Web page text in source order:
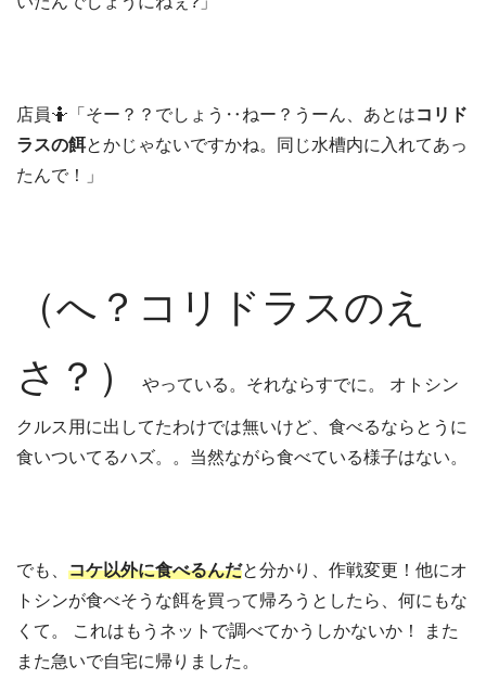
店員🤷「そー？？でしょう‥ねー？うーん、あとはコリド
ラスの餌とかじゃないですかね。同じ水槽内に入れてあっ
たんで！」
（へ？コリドラスのえ
さ？）
やっている。それならすでに。 オトシン
クルス用に出してたわけでは無いけど、食べるならとうに
食いついてるハズ。。当然ながら食べている様子はない。
でも、 コケ以外に食べるんだと分かり、作戦変更！他にオ
トシンが食べそうな餌を買って帰ろうとしたら、何にもな
くて。 これはもうネットで調べてかうしかないか！ また
また急いで自宅に帰りました。